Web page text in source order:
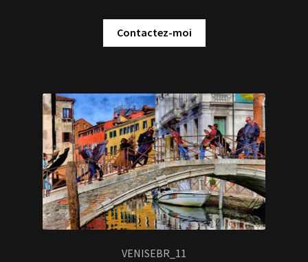
Contactez-moi
VENISEBR_11